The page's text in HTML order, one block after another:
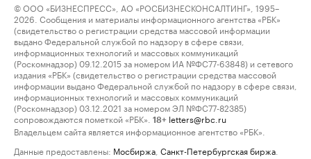
© ООО «БИЗНЕСПРЕСС», АО «РОСБИЗНЕСКОНСАЛТИНГ», 1995–
2026. Сообщения и материалы информационного агентства «РБК»
(свидетельство о регистрации средства массовой информации
выдано Федеральной службой по надзору в сфере связи,
информационных технологий и массовых коммуникаций
(Роскомнадзор) 09.12.2015 за номером ИА №ФС77-63848) и сетевого
издания «РБК» (свидетельство о регистрации средства массовой
информации выдано Федеральной службой по надзору в сфере связи,
информационных технологий и массовых коммуникаций
(Роскомнадзор) 03.12.2021 за номером ЭЛ №ФС77-82385)
сопровождаются пометкой «РБК».
18+ letters@rbc.ru
Владельцем сайта является информационное агентство «РБК».
Данные предоставлены: Мосбиржа Санкт-Петербургская биржа